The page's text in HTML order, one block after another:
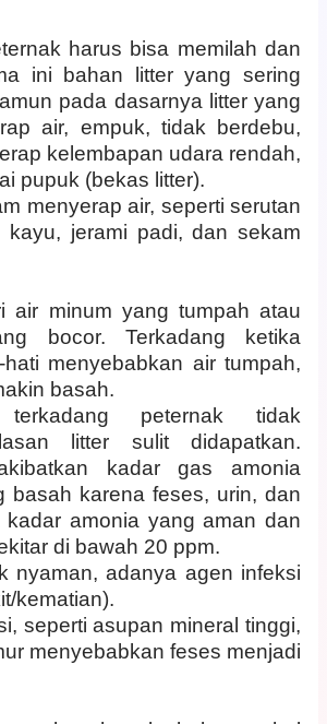
harus bisa memilah dan
ini bahan litter yang sering
pada dasarnya litter yang
air, empuk, tidak berdebu,
kelembapan udara rendah,
pupuk (bekas litter).
menyerap air, seperti serutan
kayu, jerami padi, dan sekam
air minum yang tumpah atau
bocor. Terkadang ketika
menyebabkan air tumpah,
basah.
peternak tidak
litter sulit didapatkan.
kadar gas amonia
basah karena feses, urin, dan
amonia yang aman dan
di bawah 20 ppm.
nyaman, adanya agen infeksi
kematian).
seperti asupan mineral tinggi,
menyebabkan feses menjadi